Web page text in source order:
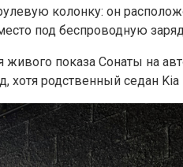
колонку: он
под беспроводную
показа Сонаты на
родственный седан